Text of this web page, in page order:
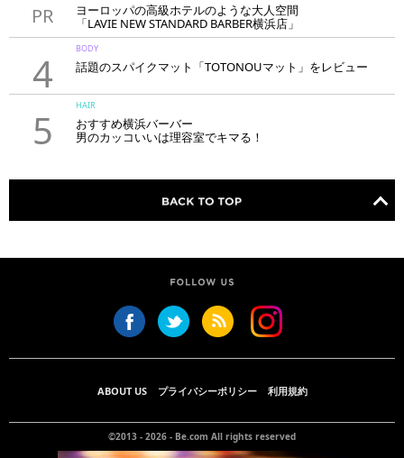
PR
ヨーロッパの高級ホテルのような大人空間
「LAVIE NEW STANDARD BARBER横浜店」
4
BODY
話題のスパイクマット「TOTONOUマット」をレビュー
5
HAIR
おすすめ横浜バーバー
男のカッコいいは理容室でキマる！
ABOUT US プライバシーポリシー 利用規約
©2013 - 2026 - Be.com All rights reserved